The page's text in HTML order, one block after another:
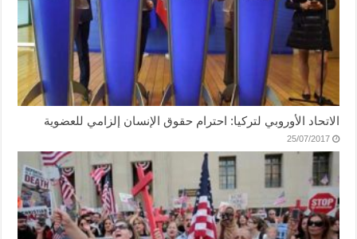
الاتحاد الأوروبي لتركيا: احترام حقوق الإنسان إلزامي للعضوية
25/07/2017